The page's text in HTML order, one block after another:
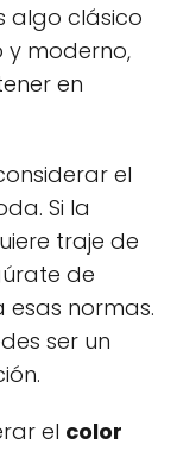
algo clásico
moderno,
en
el
Si la
traje de
de
esas normas.
ser un
el color